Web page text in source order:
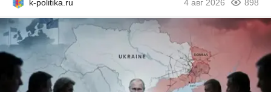
k-politika.ru 4 авг 2026 898